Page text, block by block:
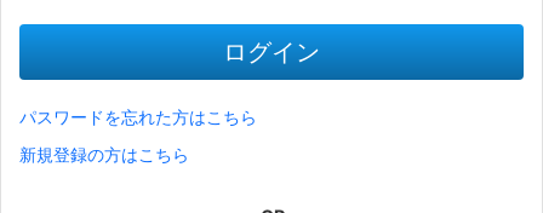
ログイン
パスワードを忘れた方はこちら
新規登録の方はこちら